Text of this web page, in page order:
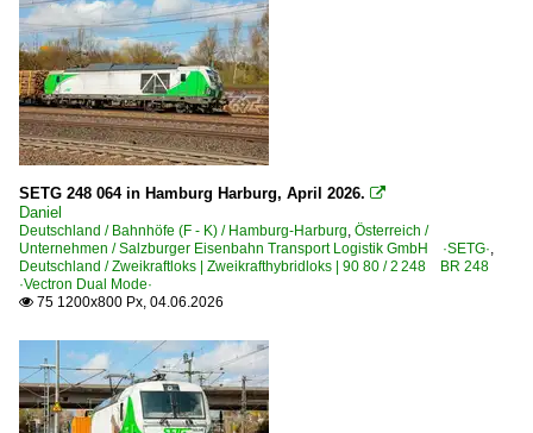
Güterverkehr
Güterzüge (sonstige)
Holzhackschnitzel-Züge
Holzzüge
Kessel- und Silozüge
KLV Containerzüge
KLV Sattelauflieger-Züge
Kohle-, Erz- und Kokszüge
4 | Gattung S | Flachwagen mit Drehgestellen in
Hafenbahnen
SETG 248 064 in Hamburg Harburg, April 2026. 
Daniel
Deutschland / Bahnhöfe (F - K) / Hamburg-Harburg, Österreich /
Unternehmen / Salzburger Eisenbahn Transport Logistik GmbH ·SETG·,
Deutschland / Zweikraftloks | Zweikrafthybridloks | 90 80 / 2 248 BR 248
·Vectron Dual Mode·
 75 1200x800 Px, 04.06.2026